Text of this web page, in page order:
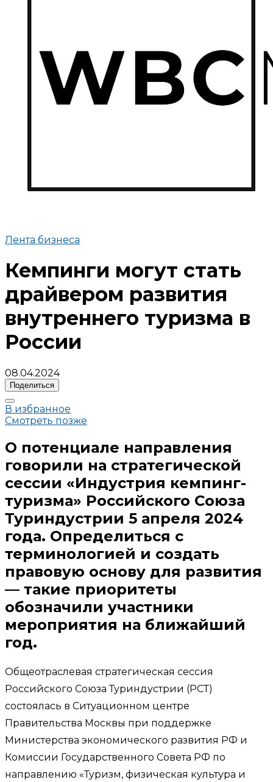
Лента бизнеса
Кемпинги могут стать
драйвером развития
внутреннего туризма в
России
08.04.2024
Поделиться
В избранное
Смотреть позже
О потенциале направления
говорили на стратегической
сессии «Индустрия кемпинг-
туризма» Российского Союза
Туриндустрии 5 апреля 2024
года. Определиться с
терминологией и создать
правовую основу для развития
— такие приоритеты
обозначили участники
мероприятия на ближайший
год.
Общеотраслевая стратегическая сессия
Российского Союза Туриндустрии (РСТ)
состоялась в Ситуационном центре
Правительства Москвы при поддержке
Министерства экономического развития РФ и
Комиссии Государственного Совета РФ по
направлению «Туризм, физическая культура и